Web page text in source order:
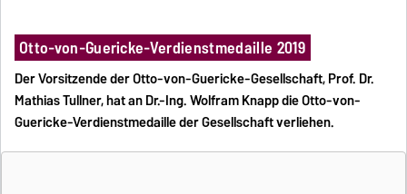
Otto-von-Guericke-Verdienstmedaille 2019
Der Vorsitzende der Otto-von-Guericke-Gesellschaft, Prof. Dr.
Mathias Tullner, hat an Dr.-Ing. Wolfram Knapp die Otto-von-
Guericke-Verdienstmedaille der Gesellschaft verliehen.